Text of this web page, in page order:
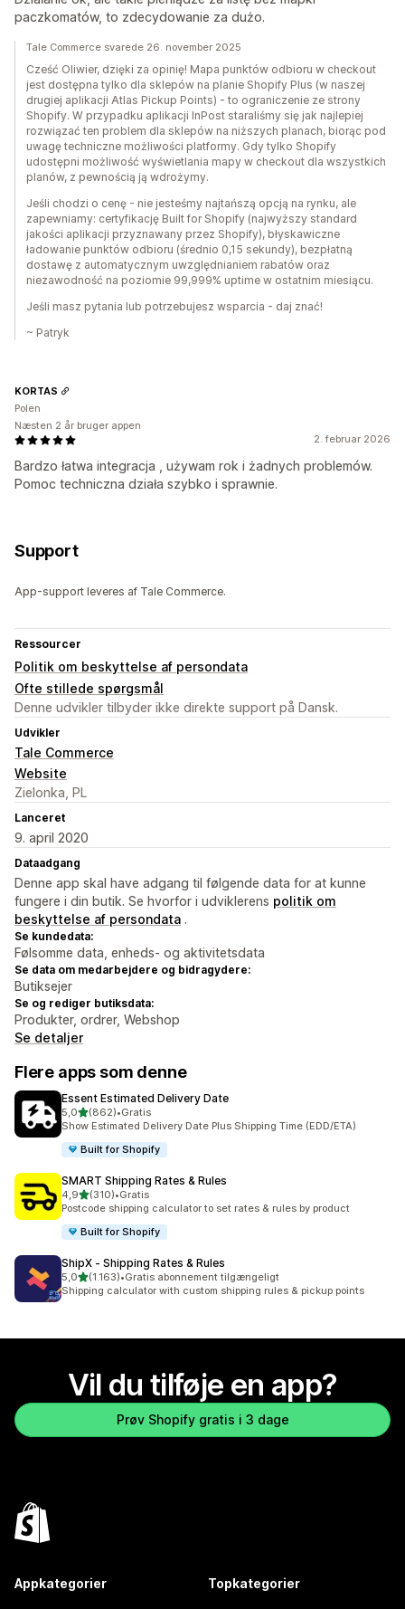
paczkomatów, to zdecydowanie za dużo.
Tale Commerce svarede 26. november 2025
Cześć Oliwier, dzięki za opinię! Mapa punktów odbioru w checkout
jest dostępna tylko dla sklepów na planie Shopify Plus (w naszej
drugiej aplikacji Atlas Pickup Points) - to ograniczenie ze strony
Shopify. W przypadku aplikacji InPost staraliśmy się jak najlepiej
rozwiązać ten problem dla sklepów na niższych planach, biorąc pod
uwagę techniczne możliwości platformy. Gdy tylko Shopify
udostępni możliwość wyświetlania mapy w checkout dla wszystkich
planów, z pewnością ją wdrożymy.
Jeśli chodzi o cenę - nie jesteśmy najtańszą opcją na rynku, ale
zapewniamy: certyfikację Built for Shopify (najwyższy standard
jakości aplikacji przyznawany przez Shopify), błyskawiczne
ładowanie punktów odbioru (średnio 0,15 sekundy), bezpłatną
dostawę z automatycznym uwzględnianiem rabatów oraz
niezawodność na poziomie 99,999% uptime w ostatnim miesiącu.
Jeśli masz pytania lub potrzebujesz wsparcia - daj znać!
~ Patryk
2. februar 2026
Bardzo łatwa integracja , używam rok i żadnych problemów.
Pomoc techniczna działa szybko i sprawnie.
KORTAS
Polen
Næsten 2 år bruger appen
Support
App-support leveres af Tale Commerce.
Ressourcer
Politik om beskyttelse af persondata
Ofte stillede spørgsmål
Denne udvikler tilbyder ikke direkte support på Dansk.
Udvikler
Tale Commerce
Website
Zielonka, PL
Lanceret
9. april 2020
Dataadgang
Denne app skal have adgang til følgende data for at kunne
fungere i din butik. Se hvorfor i udviklerens politik om
beskyttelse af persondata .
Se kundedata:
Følsomme data, enheds- og aktivitetsdata
Se data om medarbejdere og bidragydere:
Butiksejer
Se og rediger butiksdata:
Produkter, ordrer, Webshop
Se detaljer
Flere apps som denne
Essent Estimated Delivery Date
5,0ud af 5 stjerner
(862)
862 anmeldelser i alt
•Gratis
Show Estimated Delivery Date Plus Shipping Time (EDD/ETA)
Built for Shopify
SMART Shipping Rates & Rules
4,9ud af 5 stjerner
(310)
310 anmeldelser i alt
•Gratis
Postcode shipping calculator to set rates & rules by product
Built for Shopify
ShipX ‑ Shipping Rates & Rules
5,0ud af 5 stjerner
(1.163)
1163 anmeldelser i alt
•Gratis abonnement tilgængeligt
Shipping calculator with custom shipping rules & pickup points
Vil du tilføje en app?
Prøv Shopify gratis i 3 dage
Appkategorier Topkategorier